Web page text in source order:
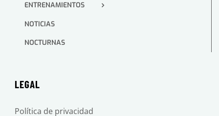
ENTRENAMIENTOS
NOTICIAS
NOCTURNAS
LEGAL
Política de privacidad